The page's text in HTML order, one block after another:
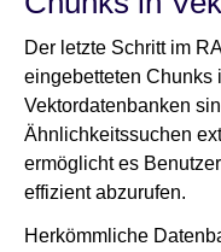
Der letzte Schritt im
eingebetteten Chunks
Vektordatenbanken
Ähnlichkeitssuchen
ermöglicht es
effizient abzurufen.
Herkömmliche